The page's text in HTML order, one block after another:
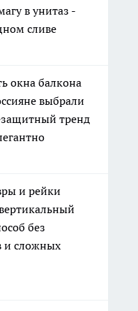
в унитаз -
сливе
окна балкона
выбрали
тренд
и рейки
без
и сложных